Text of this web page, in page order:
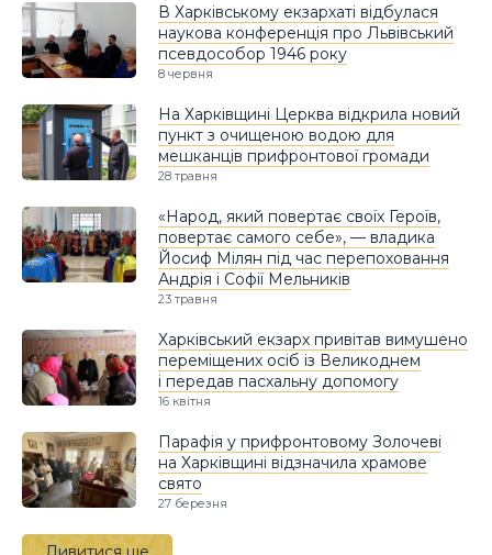
В Харківському екзархаті відбулася
наукова конференція про Львівський
псевдособор 1946 року
8 червня
На Харківщині Церква відкрила новий
пункт з очищеною водою для
мешканців прифронтової громади
28 травня
«Народ, який повертає своїх Героїв,
повертає самого себе», — владика
Йосиф Мілян під час перепоховання
Андрія і Софії Мельників
23 травня
Харківський екзарх привітав вимушено
переміщених осіб із Великоднем
і передав пасхальну допомогу
16 квітня
Парафія у прифронтовому Золочеві
на Харківщині відзначила храмове
свято
27 березня